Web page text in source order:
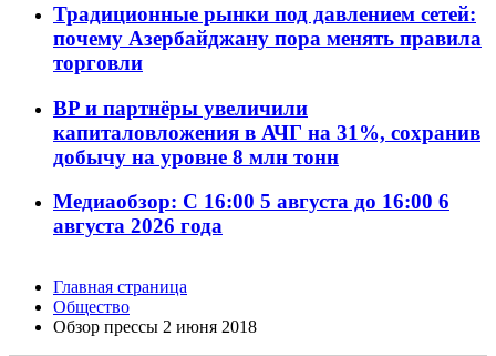
Традиционные рынки под давлением сетей:
почему Азербайджану пора менять правила
торговли
BP и партнёры увеличили
капиталовложения в АЧГ на 31%, сохранив
добычу на уровне 8 млн тонн
Медиаобзор: С 16:00 5 августа до 16:00 6
августа 2026 года
Главная страница
Общество
Обзор прессы 2 июня 2018